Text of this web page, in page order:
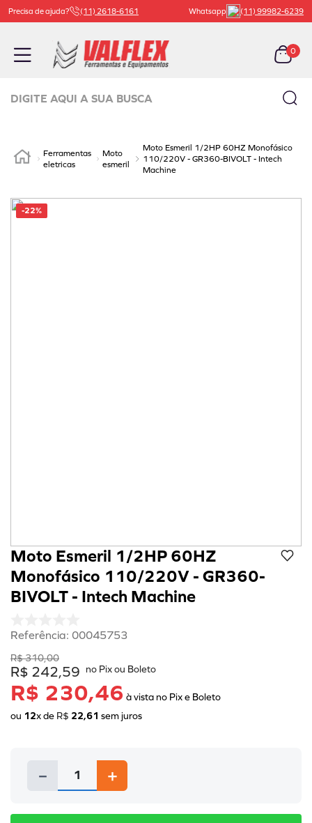
Precisa de ajuda? (11) 2618-6161 Whatsapp (11) 99982-6239
0
Ferramentas
eletricas
Moto
esmeril
Moto Esmeril 1/2HP 60HZ Monofásico
110/220V - GR360-BIVOLT - Intech
Machine
-22%
Moto Esmeril 1/2HP 60HZ
Monofásico 110/220V - GR360-
BIVOLT - Intech Machine
Referência: 00045753
R$310,00
R$ 242,59
R$ 230,46
ou 12x de R$ 22,61 sem juros
＋
－
1º
carrinho ferramenta
3º
bachert